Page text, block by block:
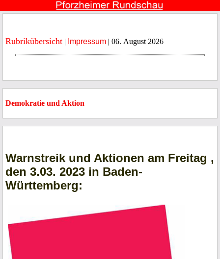
Rubrikübersicht | Impressum | 06. August 2026
Demokratie und Aktion
Warnstreik und Aktionen am Freitag ,
den 3.03. 2023 in Baden-
Württemberg: